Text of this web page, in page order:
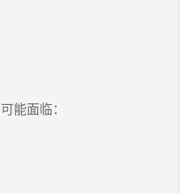
能面临：